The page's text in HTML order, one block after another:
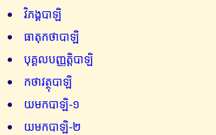
វិភង្គបាឡិ
ធាតុកថាបាឡិ
បុគ្គលបញ្ញត្តិបាឡិ
កថាវត្ថុបាឡិ
យមកបាឡិ-១
យមកបាឡិ-២